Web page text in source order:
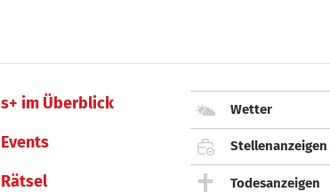
s+ im Überblick
Events
Rätsel
Wetter
Stellenanzeigen
Todesanzeigen